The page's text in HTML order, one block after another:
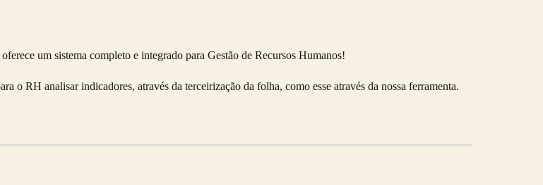
um sistema completo e integrado para Gestão de Recursos Humanos!
o RH analisar indicadores, através da terceirização da folha, como esse através da nossa ferramenta.